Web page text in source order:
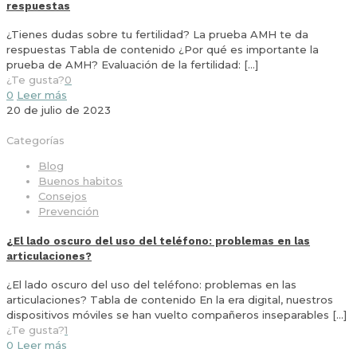
respuestas
¿Tienes dudas sobre tu fertilidad? La prueba AMH te da
respuestas Tabla de contenido ¿Por qué es importante la
prueba de AMH? Evaluación de la fertilidad: […]
¿Te gusta?0
0 Leer más
20 de julio de 2023
Categorías
Blog
Buenos habitos
Consejos
Prevención
¿El lado oscuro del uso del teléfono: problemas en las
articulaciones?
¿El lado oscuro del uso del teléfono: problemas en las
articulaciones? Tabla de contenido En la era digital, nuestros
dispositivos móviles se han vuelto compañeros inseparables […]
¿Te gusta?1
0 Leer más